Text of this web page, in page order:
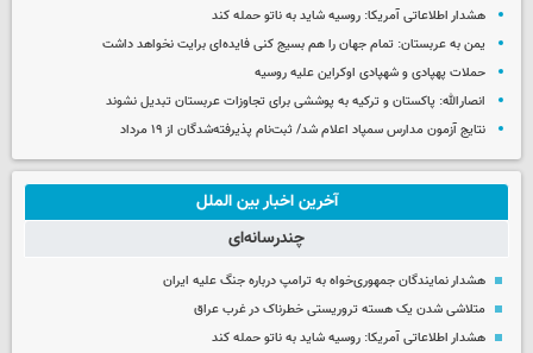
هشدار اطلاعاتی آمریکا: روسیه شاید به ناتو حمله کند
یمن به عربستان: تمام جهان را هم بسیج کنی فایده‌ای برایت نخواهد داشت
حملات پهپادی و شهپادی اوکراین علیه روسیه
انصارالله: پاکستان و ترکیه به پوششی برای تجاوزات عربستان تبدیل نشوند
نتایج آزمون مدارس سمپاد اعلام شد/ ثبت‌نام پذیرفته‌شدگان از ۱۹ مرداد
آخرین اخبار بین الملل
چندرسانه‌ای
هشدار نمایندگان جمهوری‌خواه به ترامپ درباره جنگ علیه ایران
متلاشی شدن یک هسته تروریستی خطرناک در غرب عراق
هشدار اطلاعاتی آمریکا: روسیه شاید به ناتو حمله کند